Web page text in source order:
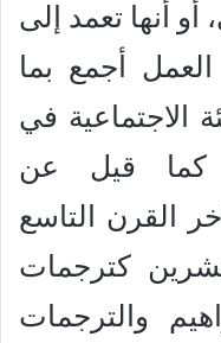
أنها تعمد إلى
أجمع بما
الاجتماعية في
كما قيل عن
القرن التاسع
كترجمات
والترجمات